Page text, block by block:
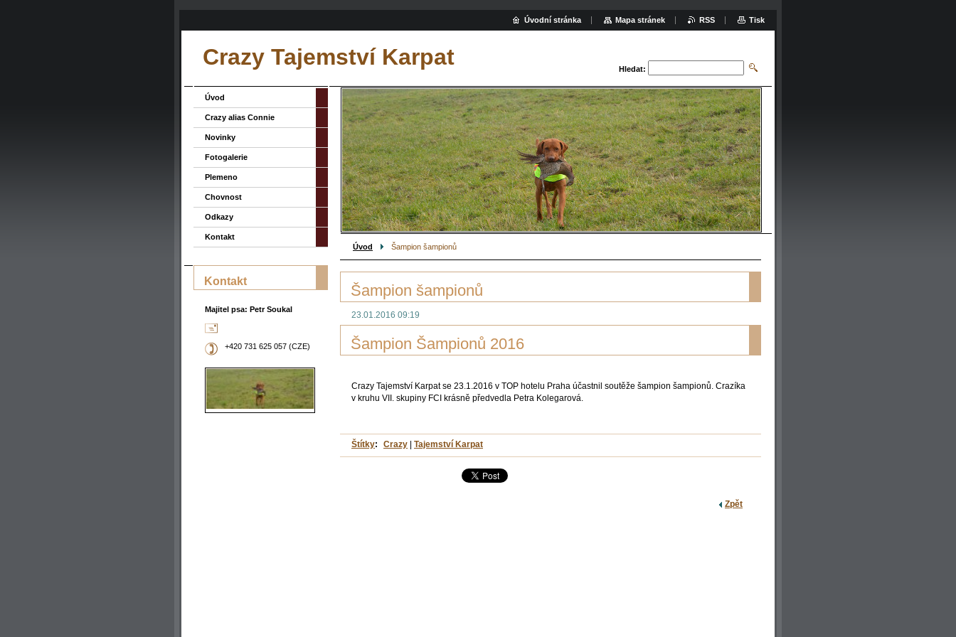
Crazy Tajemství Karpat Hledat:
Úvod Šampion šampionů
Šampion šampionů
23.01.2016 09:19
Šampion Šampionů 2016
Crazy Tajemství Karpat se 23.1.2016 v TOP hotelu Praha účastnil soutěže šampion šampionů. Crazíka
v kruhu VII. skupiny FCI krásně předvedla Petra Kolegarová.
Štítky: Crazy Tajemství Karpat
Zpět
Úvod
Crazy alias Connie
Novinky
Fotogalerie
Plemeno
Chovnost
Odkazy
Kontakt
Kontakt
Majitel psa: Petr Soukal
+420 731 625 057 (CZE)
Úvodní stránka Mapa stránek RSS Tisk